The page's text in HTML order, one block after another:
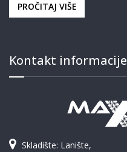
PROČITAJ VIŠE
Kontakt informacije
Skladište: Lanište,